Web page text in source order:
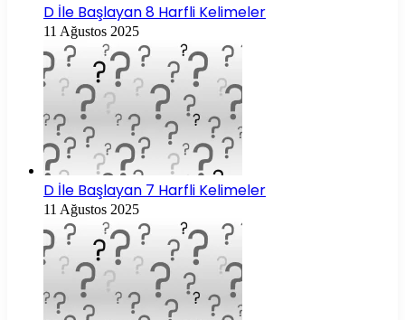
D İle Başlayan 8 Harfli Kelimeler
11 Ağustos 2025
D İle Başlayan 7 Harfli Kelimeler
11 Ağustos 2025